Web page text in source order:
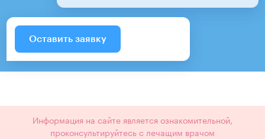
Оставить заявку
Информация на сайте является ознакомительной,
проконсультируйтесь с лечащим врачом